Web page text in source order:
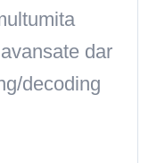
dar
decoding